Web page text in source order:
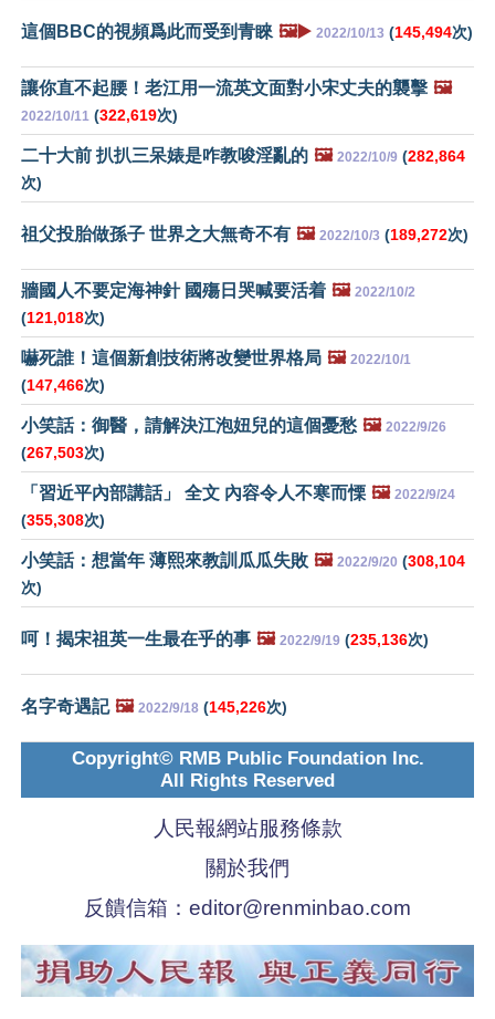
這個BBC的視頻爲此而受到青睞 🖼️▶️ 2022/10/13 (145,494次)
讓你直不起腰！老江用一流英文面對小宋丈夫的襲擊 🖼️
2022/10/11 (322,619次)
二十大前 扒扒三呆婊是咋教唆淫亂的 🖼️ 2022/10/9 (282,864
次)
祖父投胎做孫子 世界之大無奇不有 🖼️ 2022/10/3 (189,272次)
牆國人不要定海神針 國殤日哭喊要活着 🖼️ 2022/10/2
(121,018次)
嚇死誰！這個新創技術將改變世界格局 🖼️ 2022/10/1
(147,466次)
小笑話：御醫，請解決江泡妞兒的這個憂愁 🖼️ 2022/9/26
(267,503次)
「習近平內部講話」 全文 內容令人不寒而慄 🖼️ 2022/9/24
(355,308次)
小笑話：想當年 薄熙來教訓瓜瓜失敗 🖼️ 2022/9/20 (308,104
次)
呵！揭宋祖英一生最在乎的事 🖼️ 2022/9/19 (235,136次)
名字奇遇記 🖼️ 2022/9/18 (145,226次)
Copyright© RMB Public Foundation Inc.
All Rights Reserved
人民報網站服務條款
關於我們
反饋信箱： editor@renminbao.com